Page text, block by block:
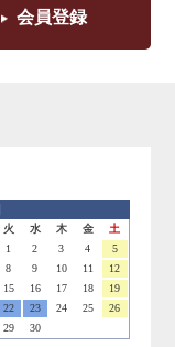
会員登録
火 水 木 金
土
1
2 3 4
5
8 9 10 11
12
15 16 17 18
19
22 23 24 25
26
29 30